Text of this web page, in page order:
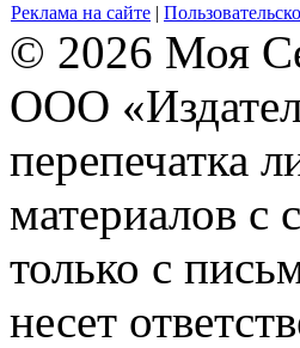
Реклама на сайте |
© 2026 Моя
ООО
перепечатка
материалов с
только с
несет